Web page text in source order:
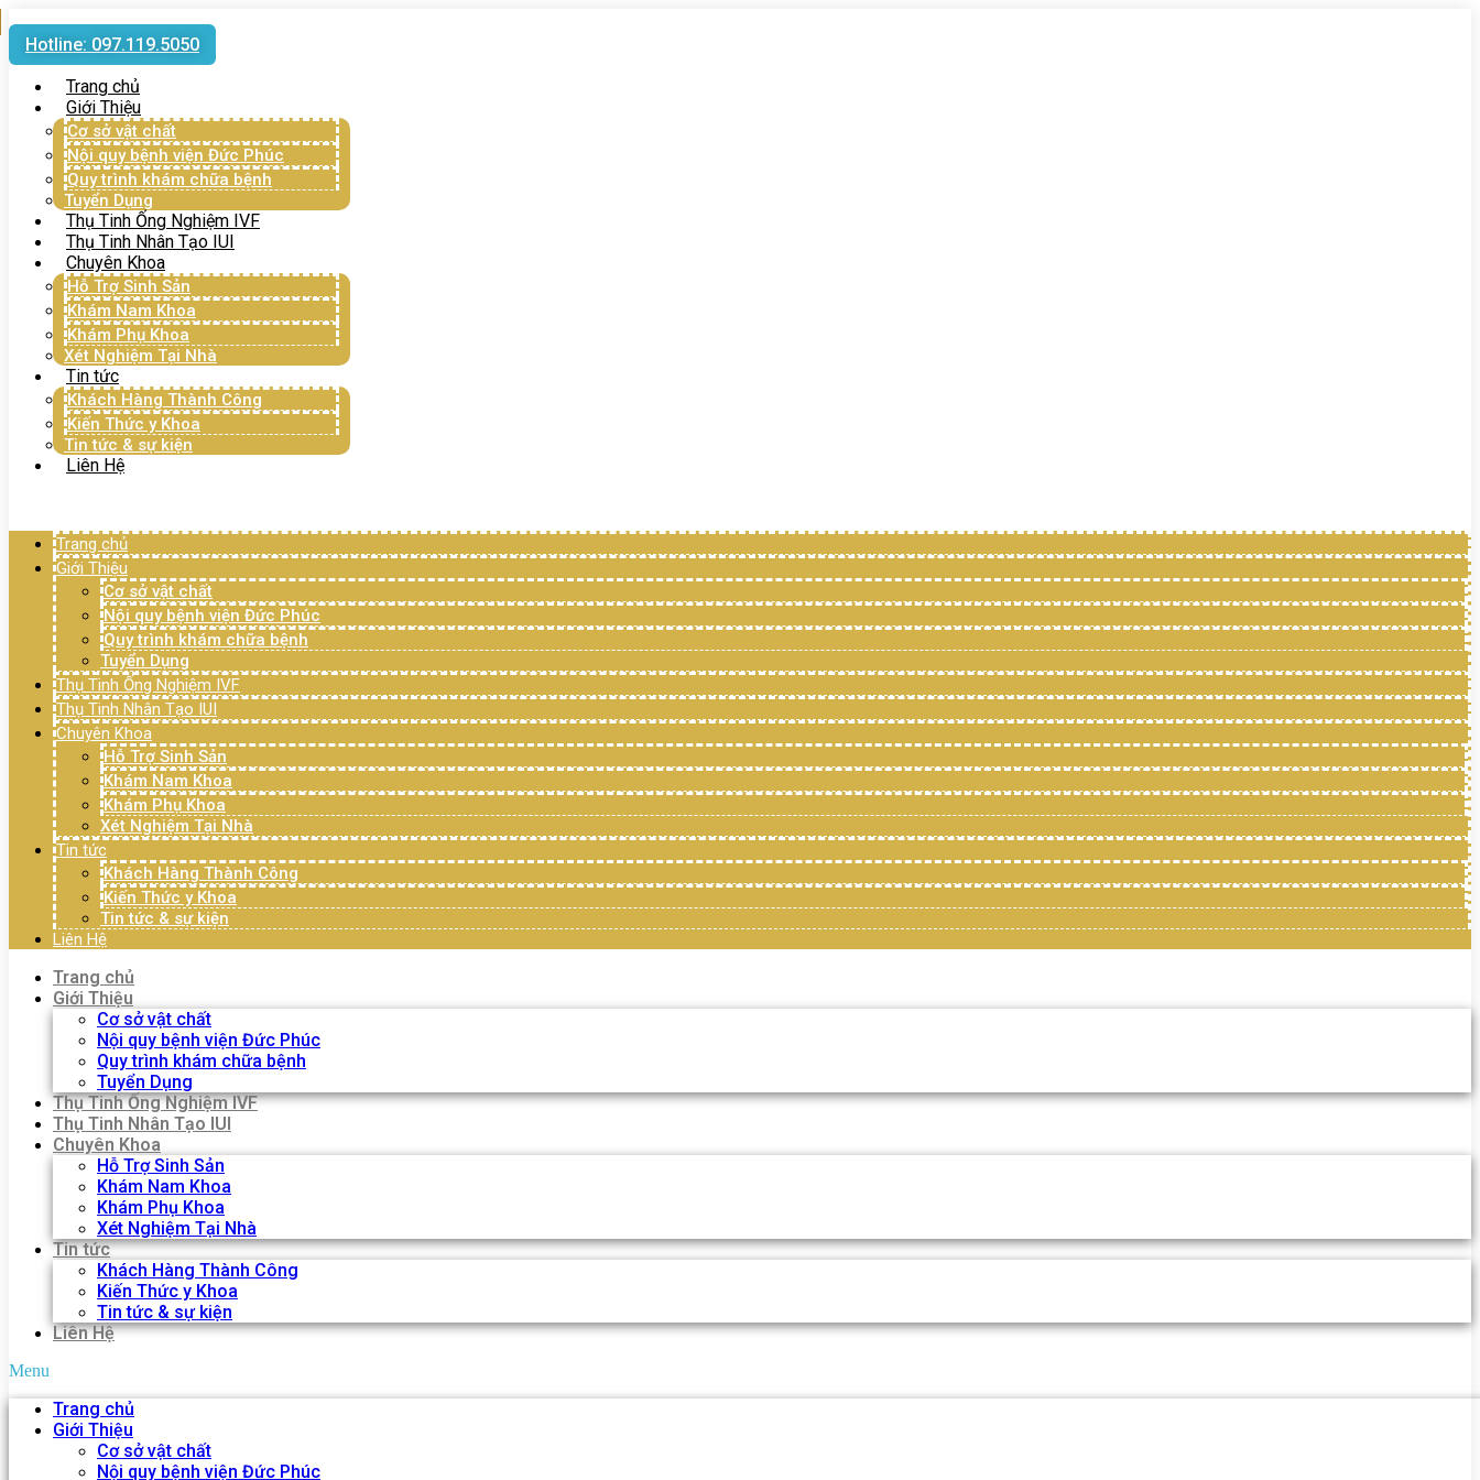
Hotline: 097.119.5050
Trang chủ
Giới Thiệu
Cơ sở vật chất
Nội quy bệnh viện Đức Phúc
Quy trình khám chữa bệnh
Tuyển Dụng
Thụ Tinh Ống Nghiệm IVF
Thụ Tinh Nhân Tạo IUI
Chuyên Khoa
Hỗ Trợ Sinh Sản
Khám Nam Khoa
Khám Phụ Khoa
Xét Nghiệm Tại Nhà
Tin tức
Khách Hàng Thành Công
Kiến Thức y Khoa
Tin tức & sự kiện
Liên Hệ
Trang chủ
Giới Thiệu
Cơ sở vật chất
Nội quy bệnh viện Đức Phúc
Quy trình khám chữa bệnh
Tuyển Dụng
Thụ Tinh Ống Nghiệm IVF
Thụ Tinh Nhân Tạo IUI
Chuyên Khoa
Hỗ Trợ Sinh Sản
Khám Nam Khoa
Khám Phụ Khoa
Xét Nghiệm Tại Nhà
Tin tức
Khách Hàng Thành Công
Kiến Thức y Khoa
Tin tức & sự kiện
Liên Hệ
Trang chủ
Giới Thiệu
Cơ sở vật chất
Nội quy bệnh viện Đức Phúc
Quy trình khám chữa bệnh
Tuyển Dụng
Thụ Tinh Ống Nghiệm IVF
Thụ Tinh Nhân Tạo IUI
Chuyên Khoa
Hỗ Trợ Sinh Sản
Khám Nam Khoa
Khám Phụ Khoa
Xét Nghiệm Tại Nhà
Tin tức
Khách Hàng Thành Công
Kiến Thức y Khoa
Tin tức & sự kiện
Liên Hệ
Menu
Trang chủ
Giới Thiệu
Cơ sở vật chất
Nội quy bệnh viện Đức Phúc